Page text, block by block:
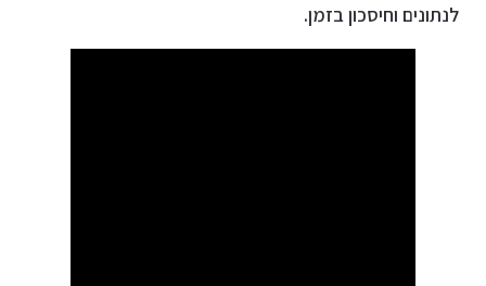
לנתונים וחיסכון בזמן.